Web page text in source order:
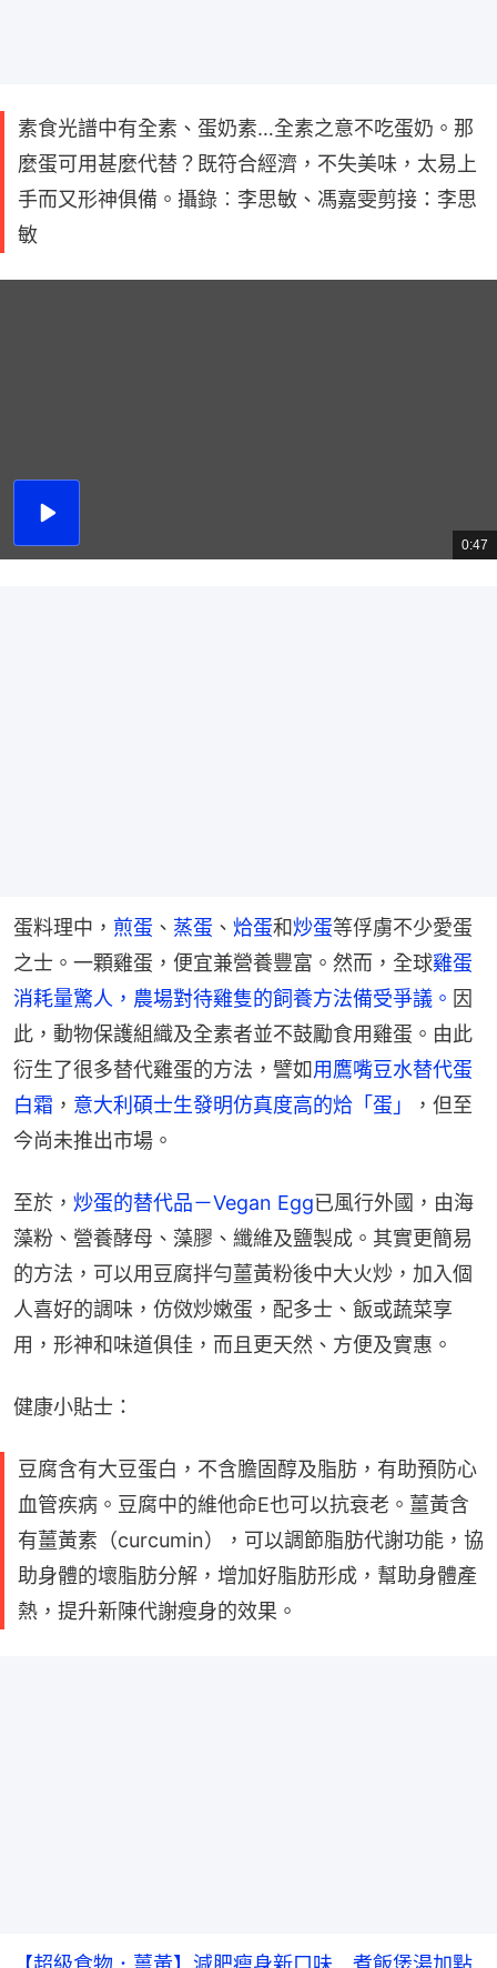
素食光譜中有全素、蛋奶素…全素之意不吃蛋奶。那
麼蛋可用甚麼代替？既符合經濟，不失美味，太易上
手而又形神俱備。攝錄︰李思敏、馮嘉雯剪接：李思
敏
播
總
共
0:47
蛋料理中， 煎蛋 、 蒸蛋 、 烚蛋和炒蛋等俘虜不少愛蛋
之士。一顆雞蛋，便宜兼營養豐富。然而，全球雞蛋
消耗量驚人，農場對待雞隻的飼養方法備受爭議。 因
此，動物保護組織及全素者並不鼓勵食用雞蛋。由此
衍生了很多替代雞蛋的方法，譬如用鷹嘴豆水替代蛋
白霜 ， 意大利碩士生發明仿真度高的烚「蛋」
，但至
今尚未推出市場。
至於， 炒蛋的替代品－Vegan Egg已風行外國，由海
藻粉、營養酵母、藻膠、纖維及鹽製成。其實更簡易
的方法，可以用豆腐拌勻薑黃粉後中大火炒，加入個
人喜好的調味，仿傚炒嫩蛋，配多士、飯或蔬菜享
用，形神和味道俱佳，而且更天然、方便及實惠。
健康小貼士：
豆腐含有大豆蛋白，不含膽固醇及脂肪，有助預防心
血管疾病。豆腐中的維他命E也可以抗衰老。薑黃含
有薑黃素（curcumin），可以調節脂肪代謝功能，協
助身體的壞脂肪分解，增加好脂肪形成，幫助身體產
熱，提升新陳代謝瘦身的效果。